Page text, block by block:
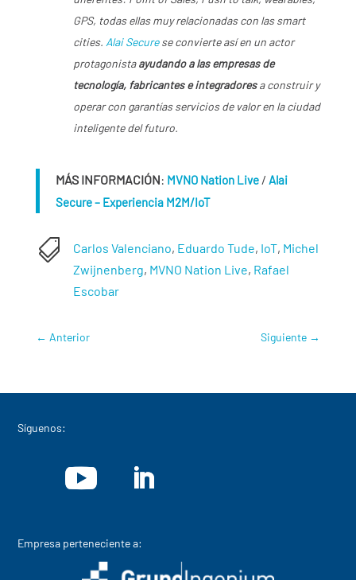
GPS, todas ellas muy relacionadas con las smart
cities. Alai Securese convierte así en un actor
protagonistaayudando a las empresas de
tecnología, fabricantes e integradoresa construir y
operar con garantías servicios de valor en la ciudad
inteligente del futuro.
MÁS INFORMACIÓN: MVNO Nation Live/ Alai
Secure – Experiencia M2M/IoT
 Carlos Valenciano, Eduardo Tude, IoT, Michel
Zwijnenberg, MVNO Nation Live, Rafael
Escobar
← Anterior Siguiente →
Síguenos:
Empresa perteneciente a: